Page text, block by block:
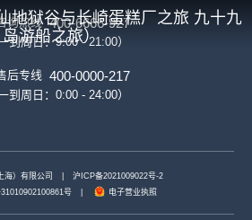
地狱谷与长崎蛋糕厂之旅 九十九
岛游船之旅）
询热线 400-6666-927
到周日：9:00 - 21:00）
后专线 400-0000-217
到周日：0:00 - 24:00）
海）有限公司
沪ICP备2021009022号-2
号
电子营业执照